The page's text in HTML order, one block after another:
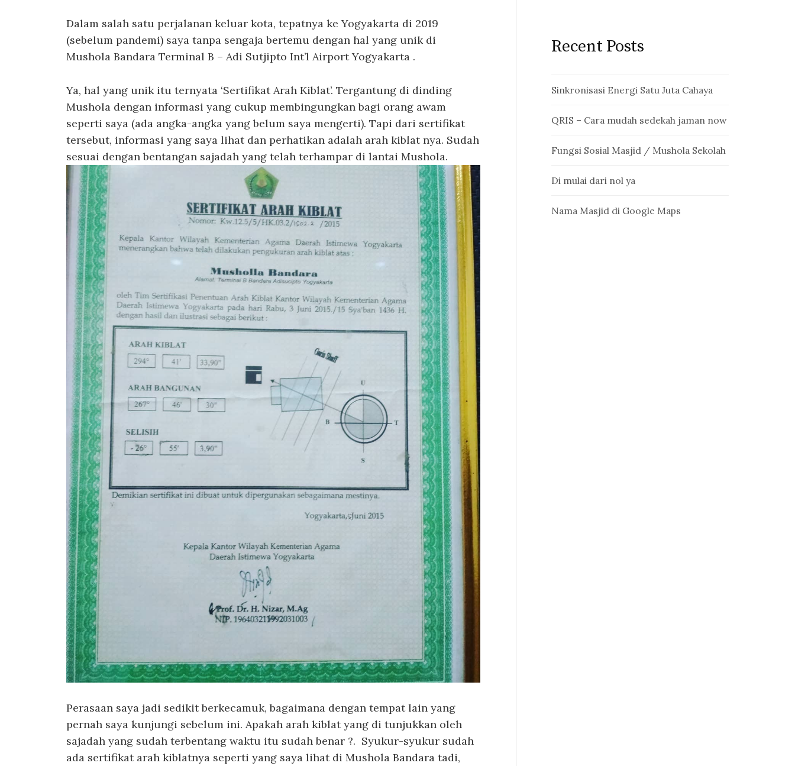
Dalam salah satu perjalanan keluar kota, tepatnya ke Yogyakarta di 2019
(sebelum pandemi) saya tanpa sengaja bertemu dengan hal yang unik di
Mushola Bandara Terminal B – Adi Sutjipto Int’l Airport Yogyakarta .
Ya, hal yang unik itu ternyata ‘Sertifikat Arah Kiblat’. Tergantung di dinding
Mushola dengan informasi yang cukup membingungkan bagi orang awam
seperti saya (ada angka-angka yang belum saya mengerti). Tapi dari sertifikat
tersebut, informasi yang saya lihat dan perhatikan adalah arah kiblat nya. Sudah
sesuai dengan bentangan sajadah yang telah terhampar di lantai Mushola.
Perasaan saya jadi sedikit berkecamuk, bagaimana dengan tempat lain yang
pernah saya kunjungi sebelum ini. Apakah arah kiblat yang di tunjukkan oleh
sajadah yang sudah terbentang waktu itu sudah benar ?. Syukur-syukur sudah
ada sertifikat arah kiblatnya seperti yang saya lihat di Mushola Bandara tadi,
Recent Posts
Sinkronisasi Energi Satu Juta Cahaya
QRIS – Cara mudah sedekah jaman now
Fungsi Sosial Masjid / Mushola Sekolah
Di mulai dari nol ya
Nama Masjid di Google Maps